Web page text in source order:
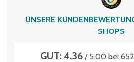
UNSERE
SHOPS
GUT: 4.36/ 5.00 bei